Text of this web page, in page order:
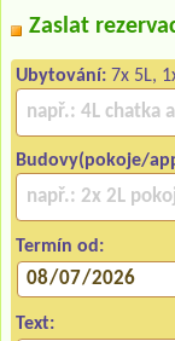
Zaslat
Ubytování: 7x 5L,
Budovy(pokoje/
Termín od:
Text: